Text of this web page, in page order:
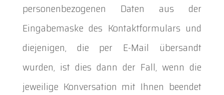
personenbezogenen Daten aus der
Eingabemaske des Kontaktformulars und
diejenigen, die per E-Mail übersandt
wurden, ist dies dann der Fall, wenn die
jeweilige Konversation mit Ihnen beendet